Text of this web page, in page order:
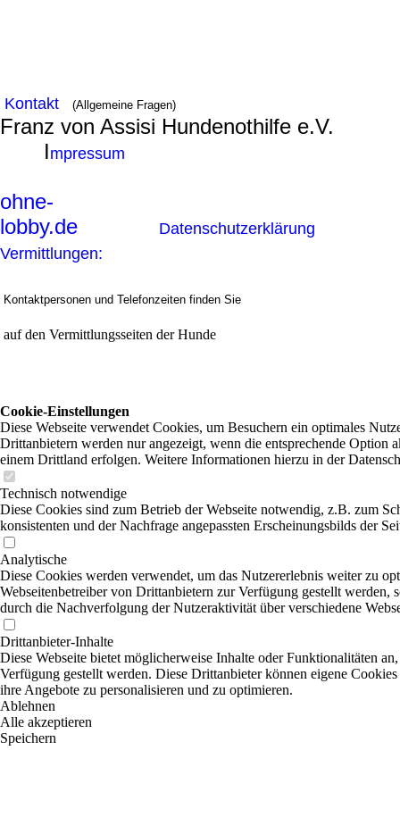
Kontakt (Allgemeine Fragen)
Franz von Assisi Hundenothilfe e.V.
Impressum
ohne-
lobby.de
Datenschutzerklärung
Vermittlungen:
Kontaktpersonen und Telefonzeiten finden Sie
auf den Vermittlungsseiten der Hunde
Cookie-Einstellungen
Diese Webseite verwendet Cookies, um Besuchern ein optimales
Drittanbietern werden nur angezeigt, wenn die entsprechende Option
einem Drittland erfolgen. Weitere Informationen hierzu in der
Technisch notwendige
Diese Cookies sind zum Betrieb der Webseite notwendig, z.B. zum
konsistenten und der Nachfrage angepassten Erscheinungsbilds der
Analytische
Diese Cookies werden verwendet, um das Nutzererlebnis weiter zu
Webseitenbetreiber von Drittanbietern zur Verfügung gestellt werden,
durch die Nachverfolgung der Nutzeraktivität über verschiedene
Drittanbieter-Inhalte
Diese Webseite bietet möglicherweise Inhalte oder Funktionalitäten
Verfügung gestellt werden. Diese Drittanbieter können eigene
ihre Angebote zu personalisieren und zu optimieren.
Ablehnen
Alle akzeptieren
Speichern